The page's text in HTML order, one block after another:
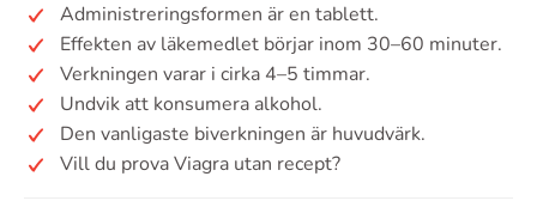
Administreringsformen är en tablett.
Effekten av läkemedlet börjar inom 30–60 minuter.
Verkningen varar i cirka 4–5 timmar.
Undvik att konsumera alkohol.
Den vanligaste biverkningen är huvudvärk.
Vill du prova Viagra utan recept?